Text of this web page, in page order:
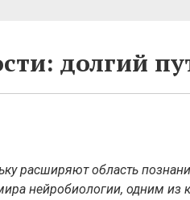
долгий
расширяют область
нейробиологии, одним из